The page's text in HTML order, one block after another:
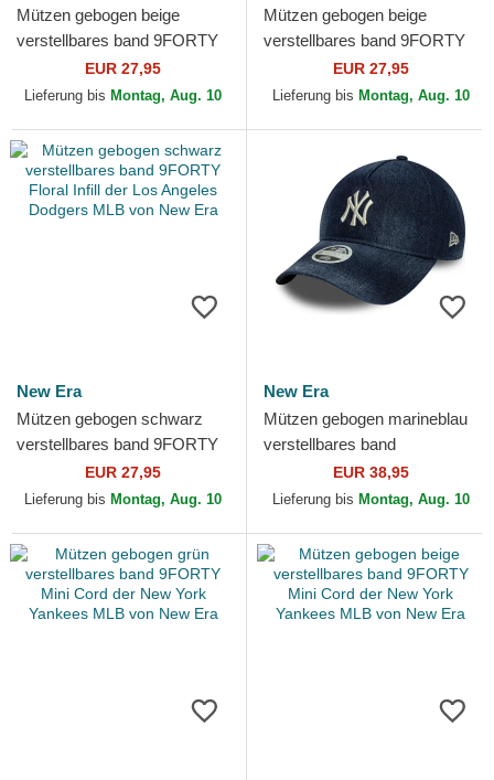
Mützen gebogen beige
verstellbares band 9FORTY
Metallic der New York
Yankees MLB von New Era
EUR 27,95
Lieferung bis Montag, Aug. 10
Mützen gebogen beige
verstellbares band 9FORTY
Flower Icon der Los Angeles
Dodgers MLB von New Era
EUR 27,95
Lieferung bis Montag, Aug. 10
New Era
Mützen gebogen schwarz
verstellbares band 9FORTY
Floral Infill der Los Angeles
Dodgers MLB von...
EUR 27,95
Lieferung bis Montag, Aug. 10
New Era
Mützen gebogen marineblau
verstellbares band
9TWENTY A Frame Denim
der New York Yankees MLB
EUR 38,95
Lieferung bis Montag, Aug. 10